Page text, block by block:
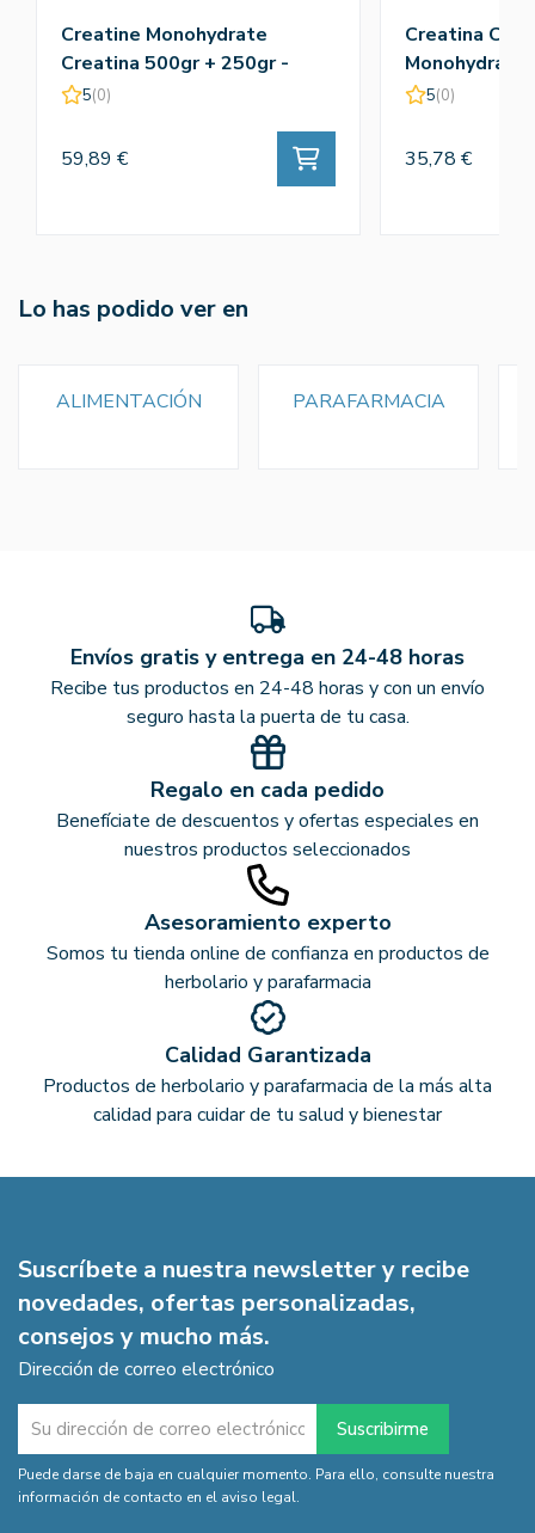
Creatine Monohydrate
Creatina 500gr + 250gr -
Amix
5(0)
59,89 €
Creatina
Monohydrate
5(0)
35,78 €
Lo has podido ver en
ALIMENTACIÓN PARAFARMACIA
Envíos gratis y entrega en 24-48 horas
Recibe tus productos en 24-48 horas y con un envío
seguro hasta la puerta de tu casa.
Regalo en cada pedido
Benefíciate de descuentos y ofertas especiales en
nuestros productos seleccionados
Asesoramiento experto
Somos tu tienda online de confianza en productos de
herbolario y parafarmacia
Calidad Garantizada
Productos de herbolario y parafarmacia de la más alta
calidad para cuidar de tu salud y bienestar
Suscríbete a nuestra newsletter y recibe
novedades, ofertas personalizadas,
consejos y mucho más.
Dirección de correo electrónico
Puede darse de baja en cualquier momento. Para ello, consulte nuestra
información de contacto en el aviso legal.